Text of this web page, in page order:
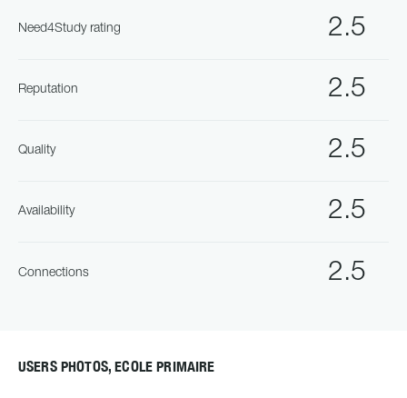
2.5
Need4Study rating
2.5
Reputation
2.5
Quality
2.5
Availability
2.5
Connections
USERS PHOTOS, ECOLE PRIMAIRE